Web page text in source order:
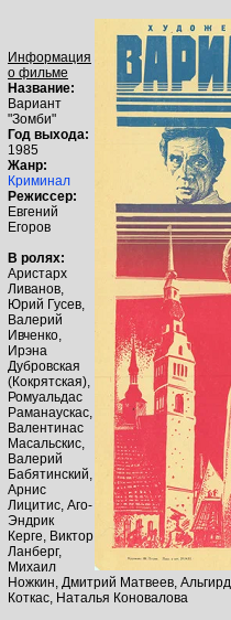
Информация
о фильме
Название:
Вариант
"Зомби"
Год выхода:
1985
Жанр:
Криминал
Режиссер:
Евгений
Егоров
В ролях:
Аристарх
Ливанов,
Юрий Гусев,
Валерий
Ивченко,
Ирэна
Дубровская
(Кокрятская),
Ромуальдас
Раманаускас,
Валентинас
Масальскис,
Валерий
Бабятинский,
Арнис
Лицитис, Аго-
Эндрик
Керге, Виктор
Ланберг,
Михаил
Ножкин, Дмитрий Матвеев,
Коткас, Наталья Коновалова